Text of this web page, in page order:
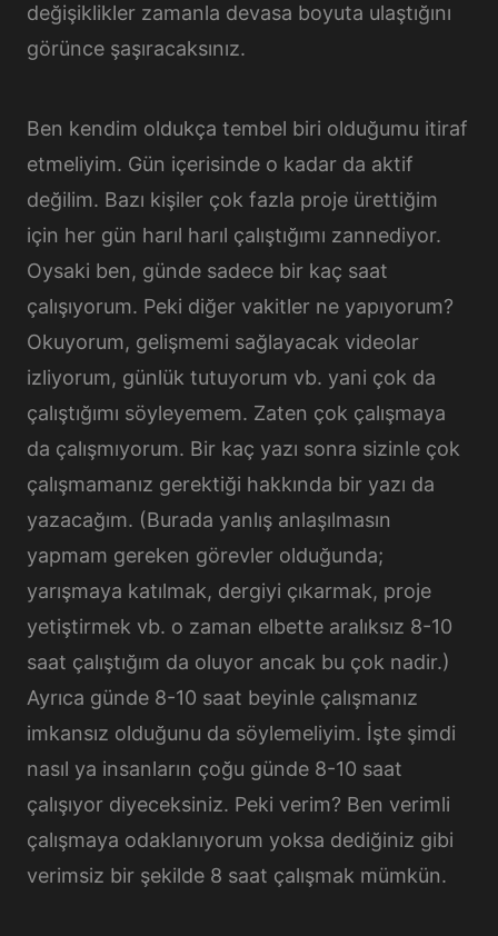
değişiklikler zamanla devasa boyuta ulaştığını
görünce şaşıracaksınız.
Ben kendim oldukça tembel biri olduğumu itiraf
etmeliyim. Gün içerisinde o kadar da aktif
değilim. Bazı kişiler çok fazla proje ürettiğim
için her gün harıl harıl çalıştığımı zannediyor.
Oysaki ben, günde sadece bir kaç saat
çalışıyorum. Peki diğer vakitler ne yapıyorum?
Okuyorum, gelişmemi sağlayacak videolar
izliyorum, günlük tutuyorum vb. yani çok da
çalıştığımı söyleyemem. Zaten çok çalışmaya
da çalışmıyorum. Bir kaç yazı sonra sizinle çok
çalışmamanız gerektiği hakkında bir yazı da
yazacağım. (Burada yanlış anlaşılmasın
yapmam gereken görevler olduğunda;
yarışmaya katılmak, dergiyi çıkarmak, proje
yetiştirmek vb. o zaman elbette aralıksız 8-10
saat çalıştığım da oluyor ancak bu çok nadir.)
Ayrıca günde 8-10 saat beyinle çalışmanız
imkansız olduğunu da söylemeliyim. İşte şimdi
nasıl ya insanların çoğu günde 8-10 saat
çalışıyor diyeceksiniz. Peki verim? Ben verimli
çalışmaya odaklanıyorum yoksa dediğiniz gibi
verimsiz bir şekilde 8 saat çalışmak mümkün.